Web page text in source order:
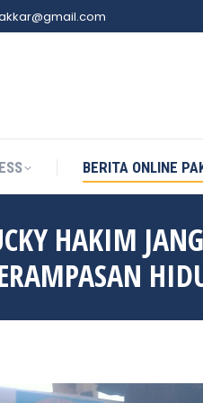
BERITA ONLINE
HAKIM
BERITA ONLINE